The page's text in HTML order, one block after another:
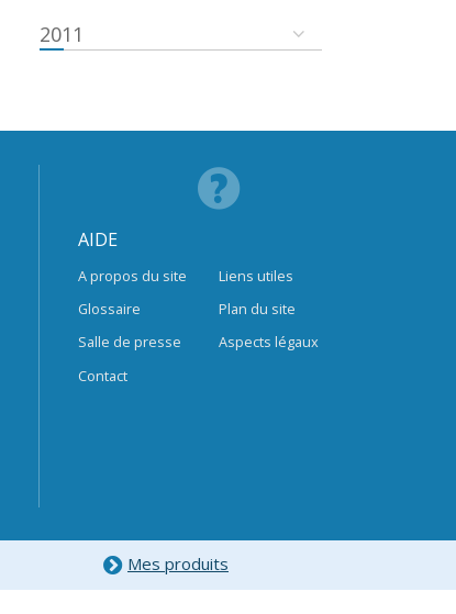
2011
AIDE
A propos du site
Glossaire
Salle de presse
Contact
Liens utiles
Plan du site
Aspects légaux
Mes produits